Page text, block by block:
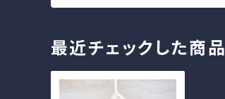
最近チェックした商品